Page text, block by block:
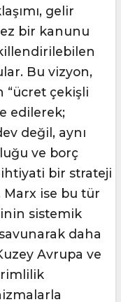
gelir
bir kanunu
Bu vizyon,
“ücret çekişli
edilerek;
değil, aynı
ve borç
bir strateji
ise bu tür
sistemik
daha
Avrupa ve